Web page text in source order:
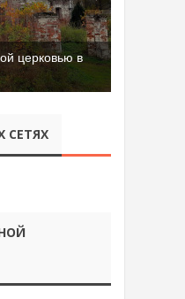
церковью в
СЕТЯХ